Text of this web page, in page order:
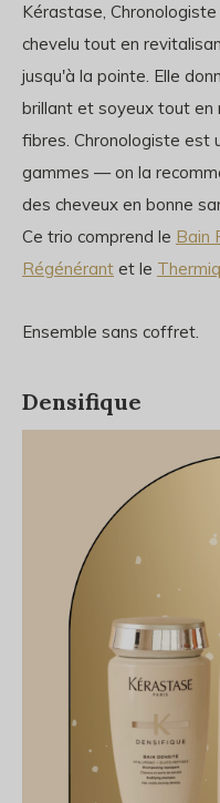
Kérastase,
chevelu tout en
jusqu'à la pointe. Elle
brillant et soyeux tout
fibres. Chronologiste est
gammes — on la
des cheveux en bonne
Ce trio comprend le Bain
Régénérant et le
Ensemble sans coffret.
Densifique